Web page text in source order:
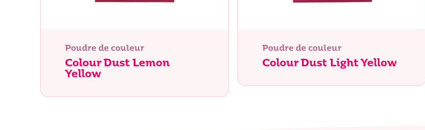
Poudre de couleur
Colour Dust Lemon
Yellow
Poudre de couleur
Colour Dust Light Yellow